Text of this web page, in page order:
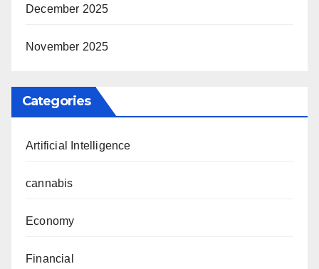
December 2025
November 2025
Categories
Artificial Intelligence
cannabis
Economy
Financial